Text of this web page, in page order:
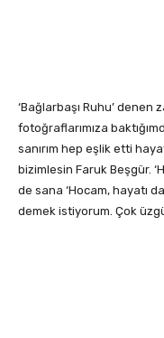
‘Bağlarbaşı Ruhu’ denen
fotoğraflarımıza
sanırım hep eşlik etti
bizimlesin Faruk Beşgür.
de sana ‘Hocam, hayatı
demek istiyorum. Çok